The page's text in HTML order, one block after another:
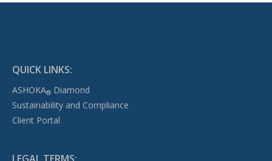
QUICK LINKS:
ASHOKA®Diamond
Sustainability and Compliance
Client Portal